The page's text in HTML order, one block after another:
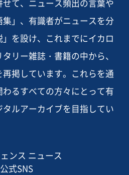
て、ニュース頻出の言葉や
」、有識者がニュースを分
を設け、これまでにイカロ
リー雑誌・書籍の中から、
掲しています。これらを通
るすべての方々にとって有
ルアーカイブを目指してい
ンス ニュース
公式SNS